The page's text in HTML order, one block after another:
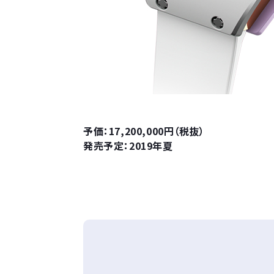
予価：17,200,000円（税抜）
発売予定：2019年夏